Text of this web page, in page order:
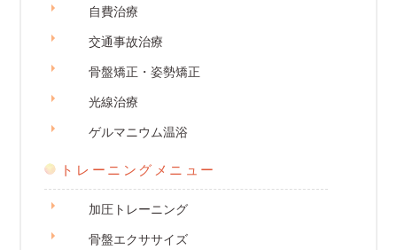
自費治療
交通事故治療
骨盤矯正・姿勢矯正
光線治療
ゲルマニウム温浴
トレーニングメニュー
加圧トレーニング
骨盤エクササイズ